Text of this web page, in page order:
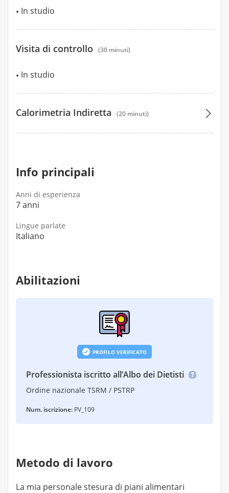
In studio
Visita di controllo (30 minuti)
In studio
Calorimetria Indiretta (20 minuti)
Info principali
Anni di esperienza
7 anni
Lingue parlate
Italiano
Abilitazioni
PROFILO VERIFICATO
Professionista iscritto all’Albo dei Dietisti
Ordine nazionale TSRM / PSTRP
Num. iscrizione: PV_109
Metodo di lavoro
La mia personale stesura di piani alimentari